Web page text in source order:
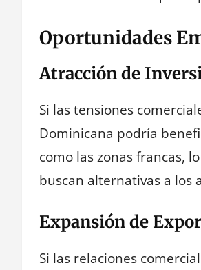
Oportunidades
Atracción de
Si las tensiones
Dominicana podría
como las zonas francas,
buscan alternativas a los
Expansión de
Si las relaciones